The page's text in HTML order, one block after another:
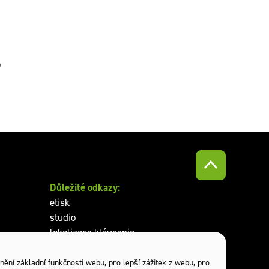
základní funkčnosti webu, pro lepší zážitek z webu, pro
Důležité odkazy:
etisk
studio
lokalizace klávesnic